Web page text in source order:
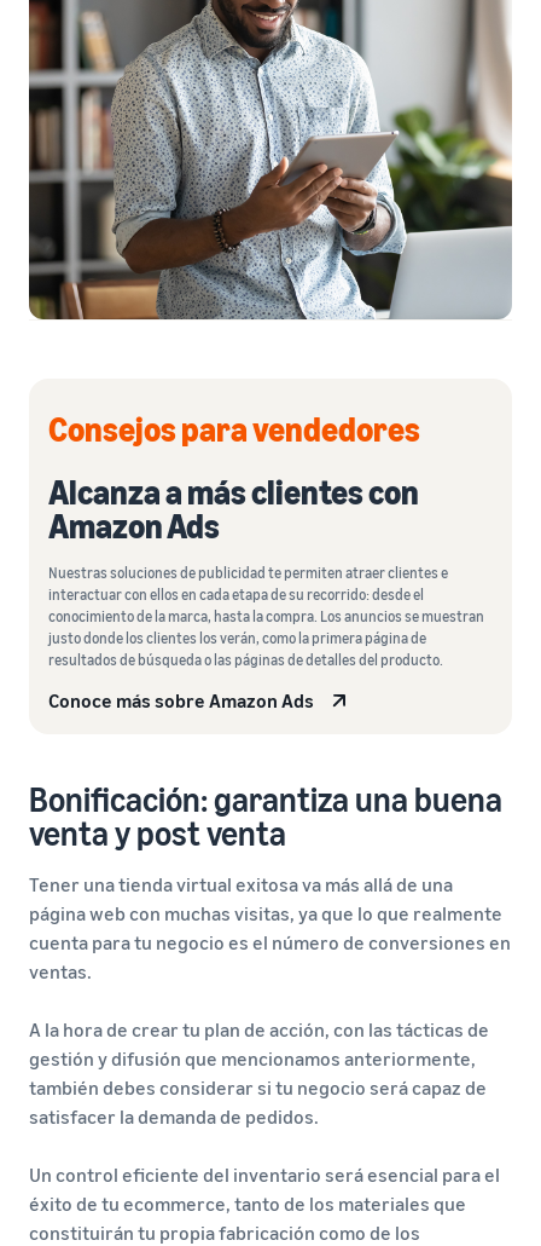
Consejos para vendedores
Alcanza a más clientes con
Amazon Ads
Nuestras soluciones de publicidad te permiten atraer clientes e
interactuar con ellos en cada etapa de su recorrido: desde el
conocimiento de la marca, hasta la compra. Los anuncios se muestran
justo donde los clientes los verán, como la primera página de
resultados de búsqueda o las páginas de detalles del producto.
Conoce más sobre Amazon Ads
Bonificación: garantiza una buena
venta y post venta
Tener una tienda virtual exitosa va más allá de una
página web con muchas visitas, ya que lo que realmente
cuenta para tu negocio es el número de conversiones en
ventas.
A la hora de crear tu plan de acción, con las tácticas de
gestión y difusión que mencionamos anteriormente,
también debes considerar si tu negocio será capaz de
satisfacer la demanda de pedidos.
Un control eficiente del inventario será esencial para el
éxito de tu ecommerce, tanto de los materiales que
constituirán tu propia fabricación como de los